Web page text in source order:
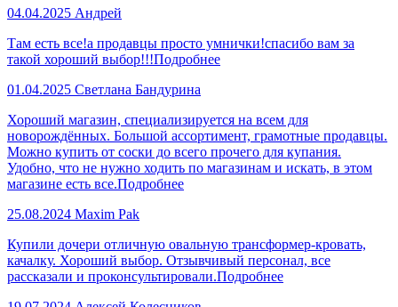
04.04.2025 Андрей
Там есть все!а продавцы просто умнички!спасибо вам за
такой хороший выбор!!!Подробнее
01.04.2025 Светлана Бандурина
Хороший магазин, специализируется на всем для
новорождённых. Большой ассортимент, грамотные продавцы.
Можно купить от соски до всего прочего для купания.
Удобно, что не нужно ходить по магазинам и искать, в этом
магазине есть все.Подробнее
25.08.2024 Maxim Pak
Купили дочери отличную овальную трансформер-кровать,
качалку. Хороший выбор. Отзывчивый персонал, все
рассказали и проконсультировали.Подробнее